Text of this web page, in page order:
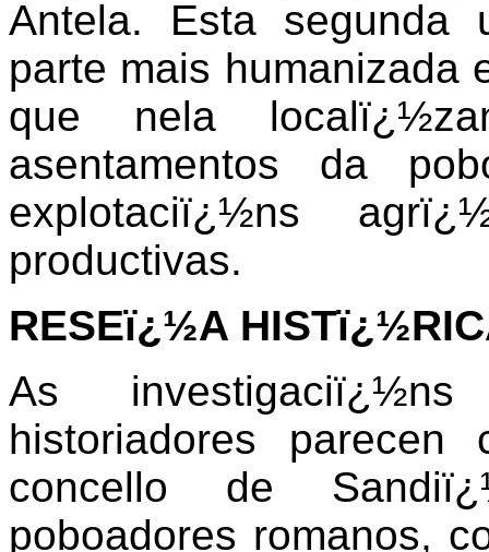
Antela. Esta
parte mais
que nela
asentamentos da
explotaciï¿½ns
productivas.
RESEï¿½A
As
historiadores
concello de
poboadores romanos,